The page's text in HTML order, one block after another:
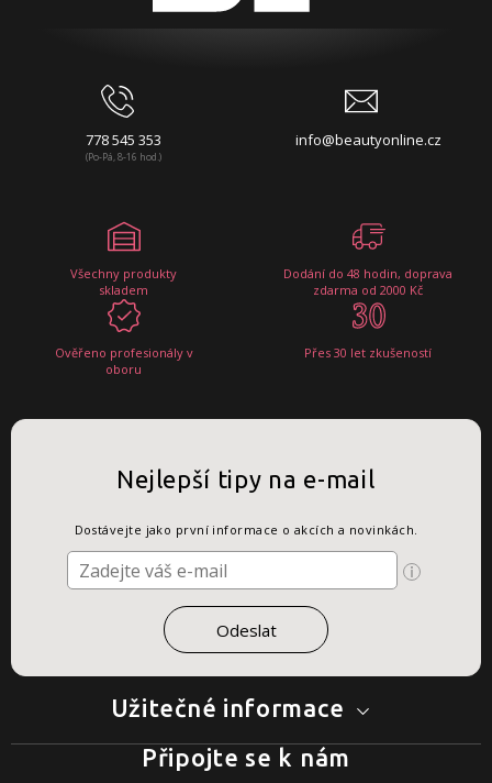
778 545 353
(Po-Pá, 8-16 hod.)
info@beautyonline.cz
Všechny produkty
skladem
Dodání do 48 hodin, doprava
zdarma od 2000 Kč
Ověřeno profesionály v
oboru
Přes 30 let zkušeností
Užitečné informace
Nejlepší tipy na e-mail
Dostávejte jako první informace o akcích a novinkách.
Připojte se k nám